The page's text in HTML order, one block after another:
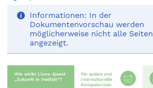
Informationen: In der
Dokumentenvorschau werden
möglicherweise nicht alle Seiten
angezeigt.